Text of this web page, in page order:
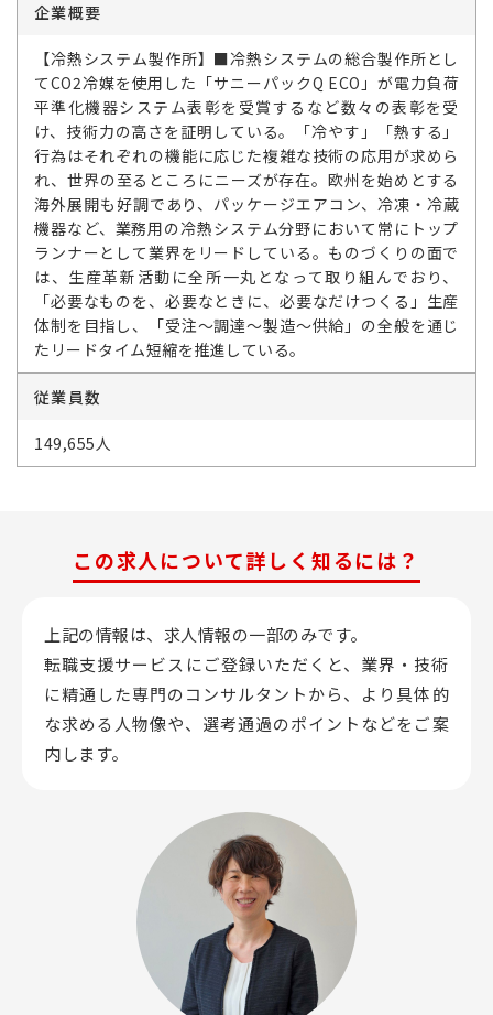
企業概要
【冷熱システム製作所】■冷熱システムの総合製作所とし
てCO2冷媒を使用した「サニーパックQ ECO」が電力負荷
平準化機器システム表彰を受賞するなど数々の表彰を受
け、技術力の高さを証明している。「冷やす」「熱する」
行為はそれぞれの機能に応じた複雑な技術の応用が求めら
れ、世界の至るところにニーズが存在。欧州を始めとする
海外展開も好調であり、パッケージエアコン、冷凍・冷蔵
機器など、業務用の冷熱システム分野において常にトップ
ランナーとして業界をリードしている。ものづくりの面で
は、生産革新活動に全所一丸となって取り組んでおり、
「必要なものを、必要なときに、必要なだけつくる」生産
体制を目指し、「受注～調達～製造～供給」の全般を通じ
たリードタイム短縮を推進している。
従業員数
149,655人
この求人について詳しく知るには？
上記の情報は、求人情報の一部のみです。
転職支援サービスにご登録いただくと、業界・技術
に精通した専門のコンサルタントから、 より具体的
な求める人物像や、選考通過のポイントなどをご案
内します。